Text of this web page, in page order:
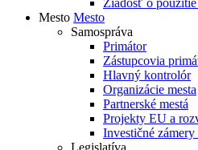
Žiadosť o použitie
Mesto Mesto
Samospráva
Primátor
Zástupcovia
Hlavný kontrolór
Organizácie mesta
Partnerské mestá
Projekty EU a
Investičné zámery